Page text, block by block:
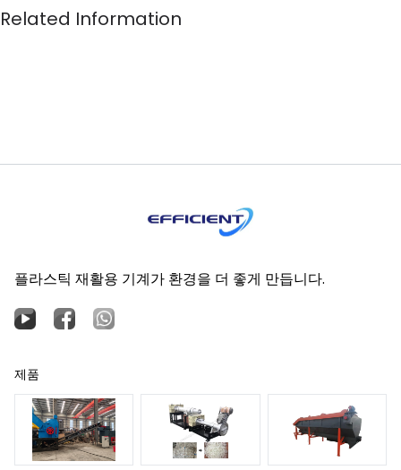
플라스틱 재활용 기계가 환경을 더 좋게 만듭니다.
제품